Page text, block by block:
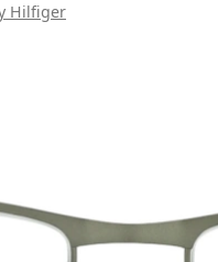
Hilfiger